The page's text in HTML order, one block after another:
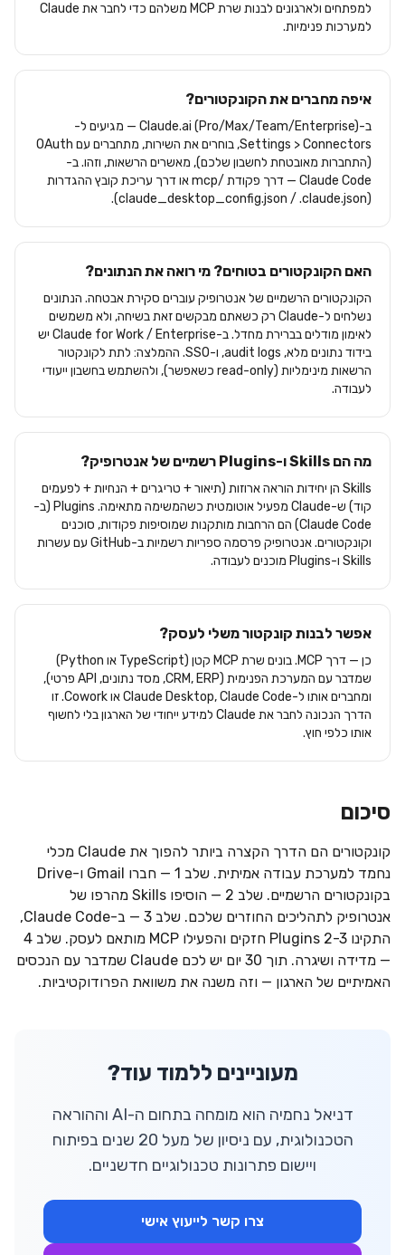
למפתחים ולארגונים לבנות שרת MCP משלהם כדי לחבר את Claude
למערכות פנימיות.
איפה מחברים את הקונקטורים?
ב-Claude.ai (Pro/Max/Team/Enterprise) — מגיעים ל-
Settings > Connectors, בוחרים את השירות, מתחברים עם OAuth
(התחברות מאובטחת לחשבון שלכם), מאשרים הרשאות, וזהו. ב-
Claude Code — דרך פקודת /mcp או דרך עריכת קובץ ההגדרות
(claude_desktop_config.json / .claude.json).
האם הקונקטורים בטוחים? מי רואה את הנתונים?
הקונקטורים הרשמיים של אנטרופיק עוברים סקירת אבטחה. הנתונים
נשלחים ל-Claude רק כשאתם מבקשים זאת בשיחה, ולא משמשים
לאימון מודלים בברירת מחדל. ב-Claude for Work / Enterprise יש
בידוד נתונים מלא, audit logs, ו-SSO. ההמלצה: לתת לקונקטור
הרשאות מינימליות (read-only כשאפשר), ולהשתמש בחשבון ייעודי
לעבודה.
מה הם Skills ו-Plugins רשמיים של אנטרופיק?
Skills הן יחידות הוראה ארוזות (תיאור + טריגרים + הנחיות + לפעמים
קוד) ש-Claude מפעיל אוטומטית כשהמשימה מתאימה. Plugins (ב-
Claude Code) הם הרחבות מותקנות שמוסיפות פקודות, סוכנים
וקונקטורים. אנטרופיק פרסמה ספריות רשמיות ב-GitHub עם עשרות
Skills ו-Plugins מוכנים לעבודה.
אפשר לבנות קונקטור משלי לעסק?
כן — דרך MCP. בונים שרת MCP קטן (TypeScript או Python)
שמדבר עם המערכת הפנימית (CRM, ERP, מסד נתונים, API פרטי),
ומחברים אותו ל-Claude Desktop, Claude Code או Cowork. זו
הדרך הנכונה לחבר את Claude למידע ייחודי של הארגון בלי לחשוף
אותו כלפי חוץ.
סיכום
קונקטורים הם הדרך הקצרה ביותר להפוך את Claude מכלי
נחמד למערכת עבודה אמיתית. שלב 1 — חברו Gmail ו-Drive
בקונקטורים הרשמיים. שלב 2 — הוסיפו Skills מהרפו של
אנטרופיק לתהליכים החוזרים שלכם. שלב 3 — ב-Claude Code,
התקינו 2-3 Plugins חזקים והפעילו MCP מותאם לעסק. שלב 4
— מדידה ושיגרה. תוך 30 יום יש לכם Claude שמדבר עם הנכסים
האמיתיים של הארגון — וזה משנה את משוואת הפרודוקטיביות.
מעוניינים ללמוד עוד?
דניאל נחמיה הוא מומחה בתחום ה-AI וההוראה
הטכנולוגית, עם ניסיון של מעל 20 שנים בפיתוח
ויישום פתרונות טכנולוגיים חדשניים.
צרו קשר לייעוץ אישי